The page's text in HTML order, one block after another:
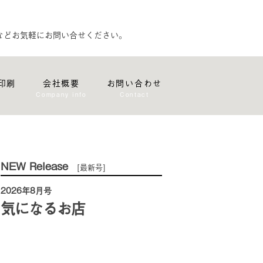
お気軽にお問い合せください。
刷 会社概要
Company info
お問い合わせ
Contact
NEW Release [最新号]
2026年8月号
気になるお店